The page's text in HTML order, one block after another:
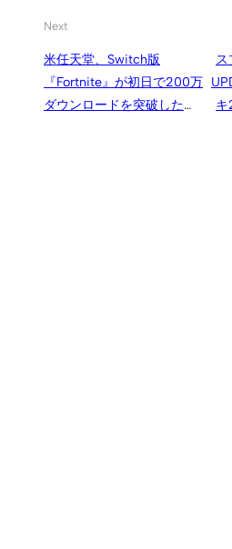
Next
米任天堂、Switch版
『Fortnite』が初日で200万
ダウンロードを突破したこ
ス
キ